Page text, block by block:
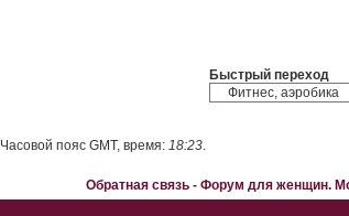
Быстрый переход
Часовой пояс GMT, время: 18:23.
Обратная связь - Форум для женщин.